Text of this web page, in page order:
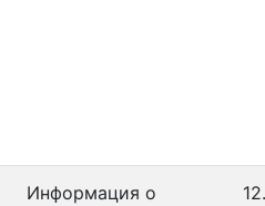
Информация о